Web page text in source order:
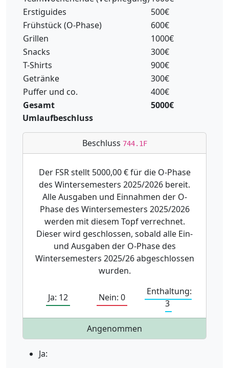
Erstiguides
500€
Frühstück (O-Phase)
600€
Grillen
1000€
Snacks
300€
T-Shirts
900€
Getränke
300€
Puffer und co.
400€
Gesamt
5000€
Umlaufbeschluss
Beschluss 744.1F
Der FSR stellt 5000,00 € für die O-Phase
des Wintersemesters 2025/2026 bereit.
Alle Ausgaben und Einnahmen der O-
Phase des Wintersemesters 2025/2026
werden mit diesem Topf verrechnet.
Dieser wird geschlossen, sobald alle Ein-
und Ausgaben der O-Phase des
Wintersemesters 2025/26 abgeschlossen
wurden.
Ja: 12 Nein: 0
Enthaltung:
3
Angenommen
Ja: